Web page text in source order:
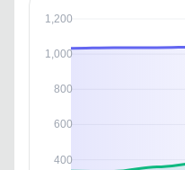
1,200
1,000
800
600
400